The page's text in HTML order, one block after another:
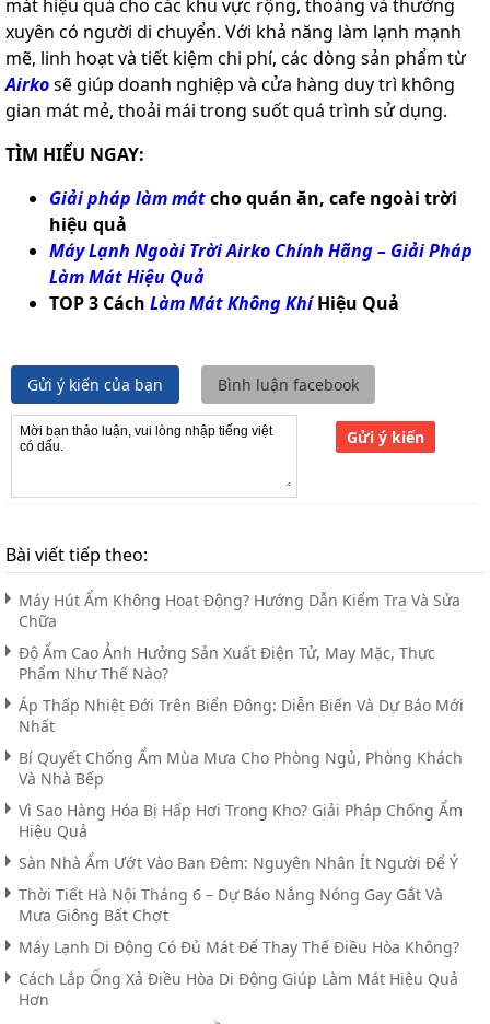
mát hiệu quả cho các khu vực rộng, thoáng và thường
xuyên có người di chuyển. Với khả năng làm lạnh mạnh
mẽ, linh hoạt và tiết kiệm chi phí, các dòng sản phẩm từ
Airkosẽ giúp doanh nghiệp và cửa hàng duy trì không
gian mát mẻ, thoải mái trong suốt quá trình sử dụng.
TÌM HIỂU NGAY:
Giải pháp làm mátcho quán ăn, cafe ngoài trời
hiệu quả
Máy Lạnh Ngoài Trời Airko Chính Hãng – Giải Pháp
Làm Mát Hiệu Quả
TOP 3 Cách Làm Mát Không KhíHiệu Quả
Gửi ý kiến của bạn Bình luận facebook
Gửi ý kiến
Bài viết tiếp theo:
Máy Hút Ẩm Không Hoạt Động? Hướng Dẫn Kiểm Tra Và Sửa
Chữa
Độ Ẩm Cao Ảnh Hưởng Sản Xuất Điện Tử, May Mặc, Thực
Phẩm Như Thế Nào?
Áp Thấp Nhiệt Đới Trên Biển Đông: Diễn Biến Và Dự Báo Mới
Nhất
Bí Quyết Chống Ẩm Mùa Mưa Cho Phòng Ngủ, Phòng Khách
Và Nhà Bếp
Vì Sao Hàng Hóa Bị Hấp Hơi Trong Kho? Giải Pháp Chống Ẩm
Hiệu Quả
Sàn Nhà Ẩm Ướt Vào Ban Đêm: Nguyên Nhân Ít Người Để Ý
Thời Tiết Hà Nội Tháng 6 – Dự Báo Nắng Nóng Gay Gắt Và
Mưa Giông Bất Chợt
Máy Lạnh Di Động Có Đủ Mát Để Thay Thế Điều Hòa Không?
Cách Lắp Ống Xả Điều Hòa Di Động Giúp Làm Mát Hiệu Quả
Hơn